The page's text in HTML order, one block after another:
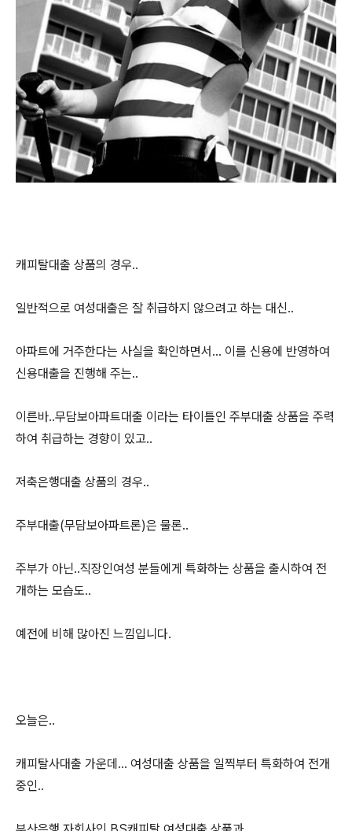
캐피탈대출 상품의 경우..
일반적으로 여성대출은 잘 취급하지 않으려고 하는 대신..
아파트에 거주한다는 사실을 확인하면서... 이를 신용에 반영하여
신용대출을 진행해 주는..
이른바..무담보아파트대출 이라는 타이틀인 주부대출 상품을 주력
하여 취급하는 경향이 있고..
저축은행대출 상품의 경우..
주부대출(무담보아파트론)은 물론..
주부가 아닌..직장인여성 분들에게 특화하는 상품을 출시하여 전
개하는 모습도..
예전에 비해 많아진 느낌입니다.
오늘은..
캐피탈사대출 가운데... 여성대출 상품을 일찍부터 특화하여 전개
중인..